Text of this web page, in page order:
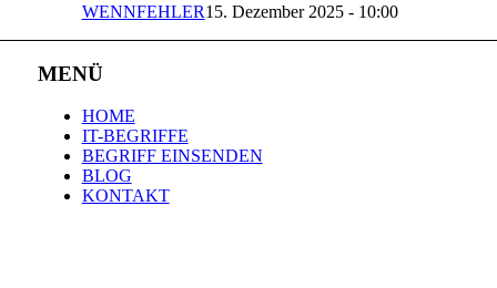
WENNFEHLER15. Dezember 2025 - 10:00
MENÜ
HOME
IT-BEGRIFFE
BEGRIFF EINSENDEN
BLOG
KONTAKT